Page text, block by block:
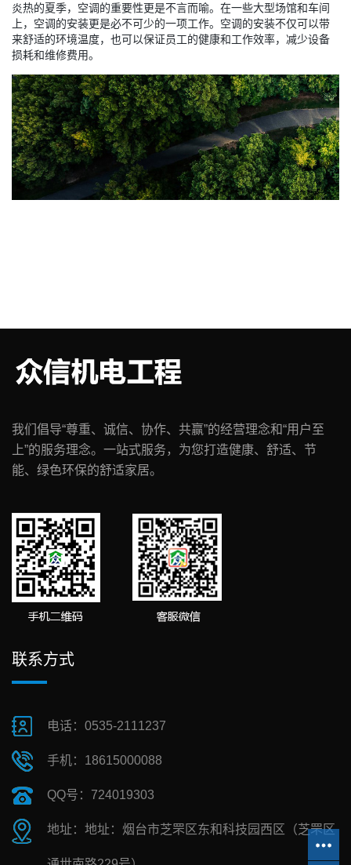
炎热的夏季，空调的重要性更是不言而喻。在一些大型场馆和车间
上，空调的安装更是必不可少的一项工作。空调的安装不仅可以带
来舒适的环境温度，也可以保证员工的健康和工作效率，减少设备
损耗和维修费用。
我们倡导“尊重、诚信、协作、共赢”的经营理念和“用户至
上”的服务理念。一站式服务，为您打造健康、舒适、节
能、绿色环保的舒适家居。
联系方式
电话：0535-2111237
手机：18615000088
QQ号：724019303
地址：地址：烟台市芝罘区东和科技园西区（芝罘区